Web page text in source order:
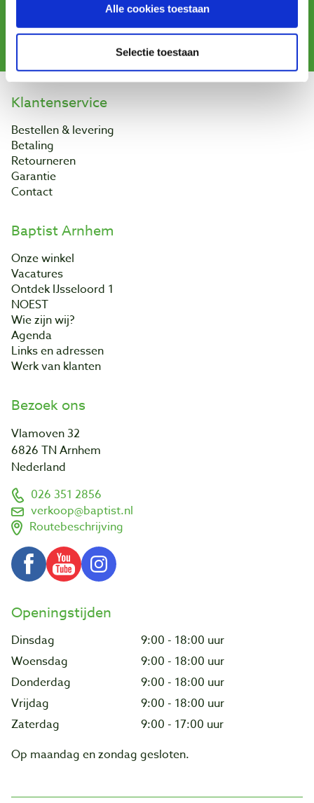
Alle cookies toestaan
Selectie toestaan
Aanmelden
Klantenservice
Bestellen & levering
Betaling
Retourneren
Garantie
Contact
Baptist Arnhem
Onze winkel
Vacatures
Ontdek IJsseloord 1
NOEST
Wie zijn wij?
Agenda
Links en adressen
Werk van klanten
Bezoek ons
Vlamoven 32
6826 TN Arnhem
Nederland
026 351 2856
verkoop@baptist.nl
Routebeschrijving
Openingstijden
Dinsdag
9:00 - 18:00 uur
Woensdag
9:00 - 18:00 uur
Donderdag
9:00 - 18:00 uur
Vrijdag
9:00 - 18:00 uur
Zaterdag
9:00 - 17:00 uur
Op maandag en zondag gesloten.